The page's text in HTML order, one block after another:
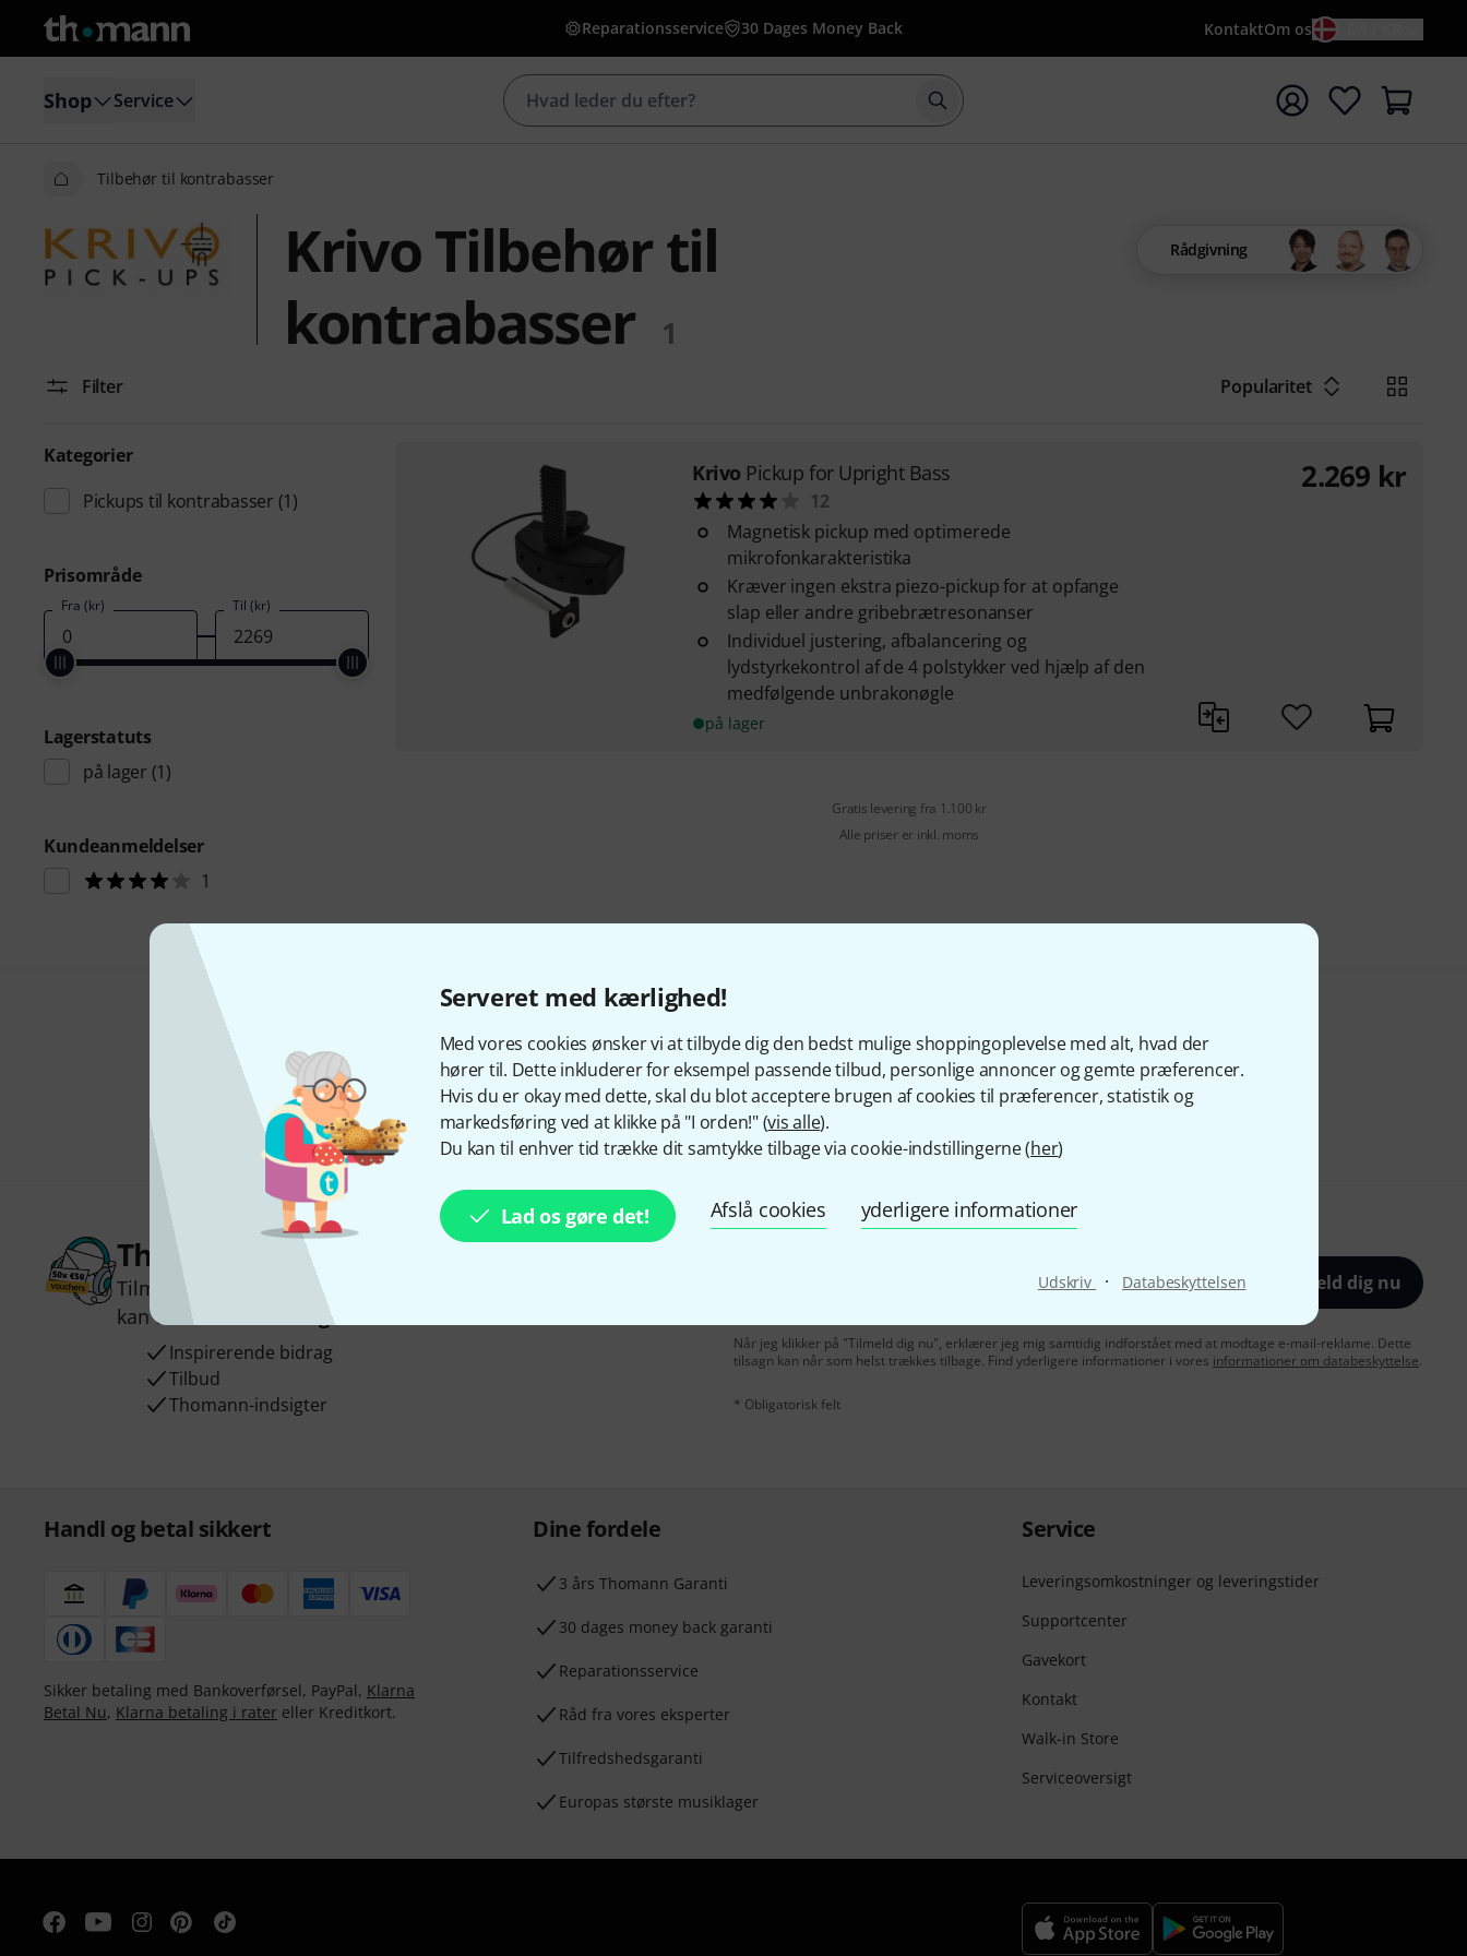
Serveret med kærlighed!
Med vores cookies ønsker vi at tilbyde dig den bedst mulige shoppingoplevelse med alt, hvad der
hører til. Dette inkluderer for eksempel passende tilbud, personlige annoncer og gemte præferencer.
Hvis du er okay med dette, skal du blot acceptere brugen af cookies til præferencer, statistik og
markedsføring ved at klikke på "I orden!" (vis alle).
Du kan til enhver tid trække dit samtykke tilbage via cookie-indstillingerne (her)
Lad os gøre det! Afslå cookies yderligere informationer
Udskriv · Databeskyttelsen
Reparationsservice 30 Dages Money Back KontaktOm os
Shop Service Start søgning med søgeord {searchTerm}
Tilbehør til kontrabasser
Krivo Tilbehør til
kontrabasser
1
Rådgivning
Filter Popularitet
Kategorier
Pickups til kontrabasser (1)
Prisområde
Fra (kr) Til (kr)
Lagerstatuts
på lager (1)
Kundeanmeldelser
1
Krivo Pickup for Upright Bass
12
Magnetisk pickup med optimerede
mikrofonkarakteristika
Kræver ingen ekstra piezo-pickup for at opfange
slap eller andre gribebrætresonanser
Individuel justering, afbalancering og
lydstyrkekontrol af de 4 polstykker ved hjælp af den
medfølgende unbrakonøgle
på lager
2.269 kr
Gratis levering fra 1.100 kr
Alle priser er inkl. moms
Kan du lide det du ser?
Del Hjælp og feedback
Thomann Newsletter
Tilmeld dig Thomann Nyhedsbrevet på engelsk og med lidt held
kan du vinde en af
50 gavekort
Inspirerende bidrag
Tilbud
Thomann-indsigter
Tilmeld dig nu
Når jeg klikker på "Tilmeld dig nu", erklærer jeg mig samtidig indforstået med at modtage e-mail-reklame. Dette
tilsagn kan når som helst trækkes tilbage. Find yderligere informationer i vores informationer om databeskyttelse.
* Obligatorisk felt
Handl og betal sikkert
Sikker betaling med Bankoverførsel, PayPal, Klarna
Betal Nu, Klarna betaling i rater eller Kreditkort.
Dine fordele
3 års Thomann Garanti
30 dages money back garanti
Reparationsservice
Råd fra vores eksperter
Tilfredshedsgaranti
Europas største musiklager
Service
Leveringsomkostninger og leveringstider
Supportcenter
Gavekort
Kontakt
Walk-in Store
Serviceoversigt